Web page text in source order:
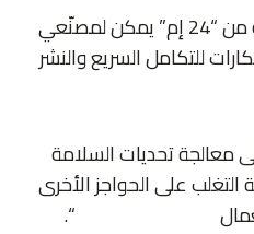
ومع النماذج الأولية المتاحة من “24 إم” يمكن لمصنّعي
للتكامل السريع والنشر
معالجة تحديات السلامة
في طليعة التغلب على الحواجز الأخرى
السيارات الكهربائية“.